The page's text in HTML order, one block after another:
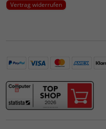
Vertrag widerrufen